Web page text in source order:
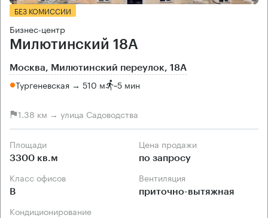
БЕЗ КОМИССИИ
Бизнес-центр
Милютинский 18А
Москва, Милютинский переулок, 18А
Тургеневская → 510 м ~5 мин
1.38 км → улица Садоводства
Площади
3300 кв.м
Цена продажи
по запросу
Класс офисов
B
Вентиляция
приточно-вытяжная
Кондиционирование